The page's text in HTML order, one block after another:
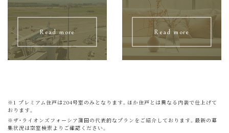
Read more Read more
※1 プレミアム住戸は204号室のみとなります。ほか住戸とは異なる内装で仕上げて
おります。
※ザ・ライオンズフォーシア蒲田の代表的なプランをご紹介しております。最新の募
集状況は空室検索よりご確認ください。